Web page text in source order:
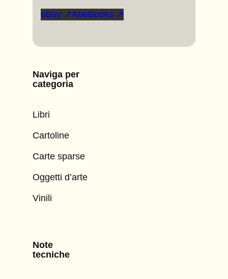
eBay ↗AbeBooks ↗
Naviga per
categoria
Libri
Cartoline
Carte sparse
Oggetti d’arte
Vinili
Note
tecniche